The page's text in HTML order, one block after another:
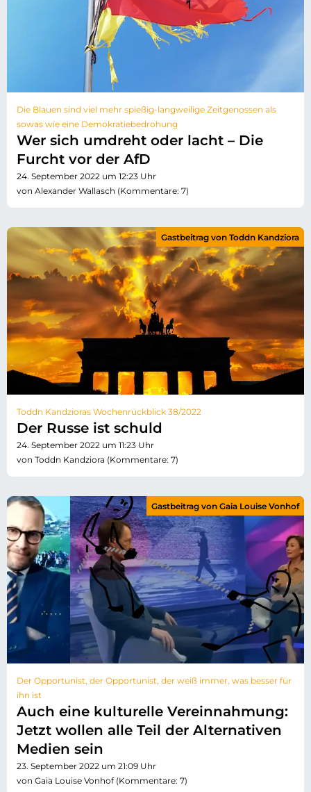
Die Blauen sind viel mehr spießig-langweilige Zeitgenossen als
sowas wie eine Demokratiebedrohung
Wer sich umdreht oder lacht – Die
Furcht vor der AfD
24. September 2022 um 12:23 Uhr
von Alexander Wallasch (Kommentare: 7)
Toddn Kandzioras Wochenrückblick 38/2022
Der Russe ist schuld
24. September 2022 um 11:23 Uhr
von Toddn Kandziora (Kommentare: 7)
Gastbeitrag von Toddn Kandziora
Der Opportunist, der Opportunist, der weiß immer, was besser für
ihn ist
Auch eine kulturelle Vereinnahmung:
Jetzt wollen alle Teil der Alternativen
Medien sein
23. September 2022 um 21:09 Uhr
von Gaia Louise Vonhof (Kommentare: 7)
Gastbeitrag von Gaia Louise Vonhof